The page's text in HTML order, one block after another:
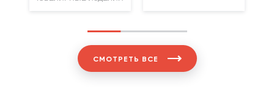
СМОТРЕТЬ ВСЕ